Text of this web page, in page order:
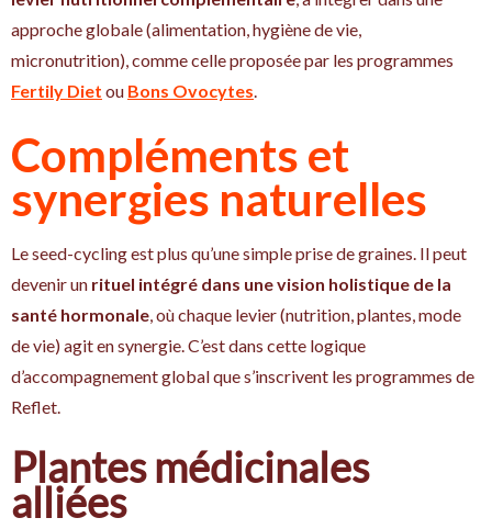
approche globale (alimentation, hygiène de vie,
micronutrition), comme celle proposée par les programmes
Fertily Diet ou Bons Ovocytes.
Compléments et
synergies naturelles
Le seed-cycling est plus qu’une simple prise de graines. Il peut
devenir un rituel intégré dans une vision holistique de la
santé hormonale, où chaque levier (nutrition, plantes, mode
de vie) agit en synergie. C’est dans cette logique
d’accompagnement global que s’inscrivent les programmes de
Reflet.
Plantes médicinales
alliées